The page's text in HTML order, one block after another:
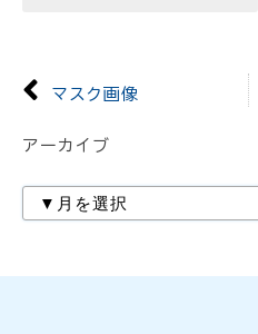
マスク画像
アーカイブ